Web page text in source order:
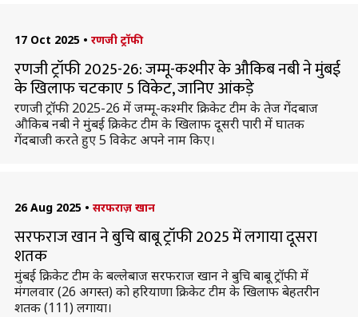
17 Oct 2025 • रणजी ट्रॉफी
रणजी ट्रॉफी 2025-26: जम्मू-कश्मीर के औकिब नबी ने मुंबई
के खिलाफ चटकाए 5 विकेट, जानिए आंकड़े
रणजी ट्रॉफी 2025-26 में जम्मू-कश्मीर क्रिकेट टीम के तेज गेंदबाज
औकिब नबी ने मुंबई क्रिकेट टीम के खिलाफ दूसरी पारी में घातक
गेंदबाजी करते हुए 5 विकेट अपने नाम किए।
26 Aug 2025 • सरफराज़ खान
सरफराज खान ने बुचि बाबू ट्रॉफी 2025 में लगाया दूसरा
शतक
मुंबई क्रिकेट टीम के बल्लेबाज सरफराज खान ने बुचि बाबू ट्रॉफी में
मंगलवार (26 अगस्त) को हरियाणा क्रिकेट टीम के खिलाफ बेहतरीन
शतक (111) लगाया।